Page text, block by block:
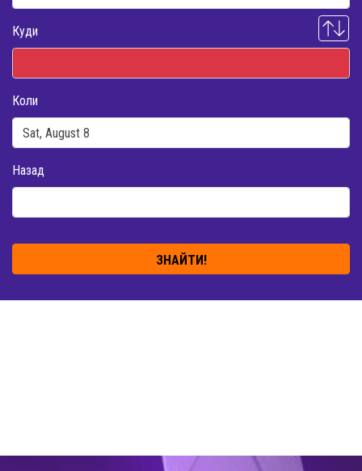
Куди
Коли
Назад
ЗНАЙТИ!